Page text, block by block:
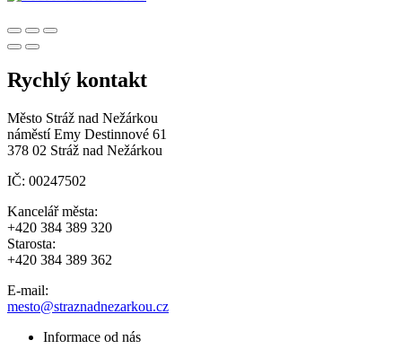
Rychlý kontakt
Město Stráž nad Nežárkou
náměstí Emy Destinnové 61
378 02 Stráž nad Nežárkou
IČ: 00247502
Kancelář města:
+420 384 389 320
Starosta:
+420 384 389 362
E-mail:
mesto@straznadnezarkou.cz
Informace od nás